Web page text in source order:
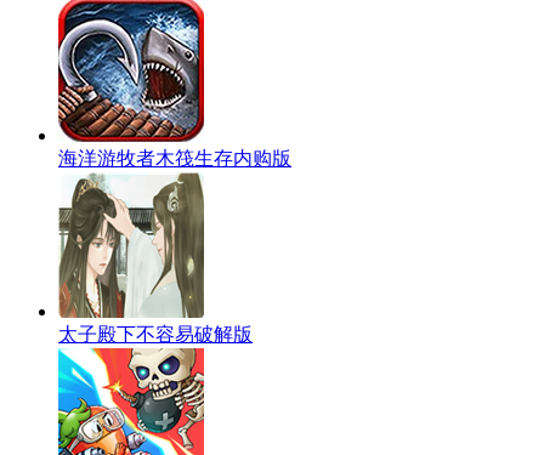
海洋游牧者木筏生存内购版
太子殿下不容易破解版